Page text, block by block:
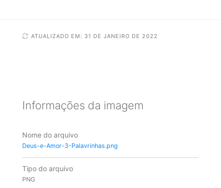
ATUALIZADO EM: 31 DE JANEIRO DE 2022
Informações da imagem
Nome do arquivo
Deus-e-Amor-3-Palavrinhas.png
Tipo do arquivo
PNG